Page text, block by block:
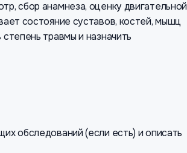
сбор анамнеза, оценку двигательной
состояние суставов, костей, мышц
травмы и назначить
обследований (если есть) и описать